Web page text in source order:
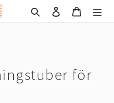
Sök Logga in
för